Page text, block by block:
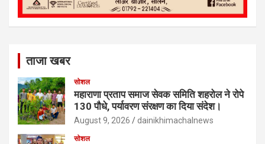
ताजा खबर
सोशल
महाराणा प्रताप समाज सेवक समिति शहरोल ने रोपे
130 पौधे, पर्यावरण संरक्षण का दिया संदेश।
August 9, 2026 dainikhimachalnews
सोशल